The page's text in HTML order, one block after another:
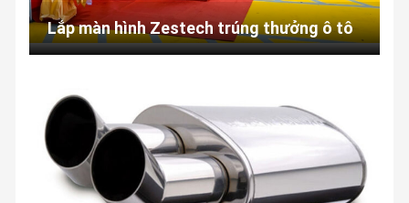
Lắp màn hình Zestech trúng thưởng ô tô